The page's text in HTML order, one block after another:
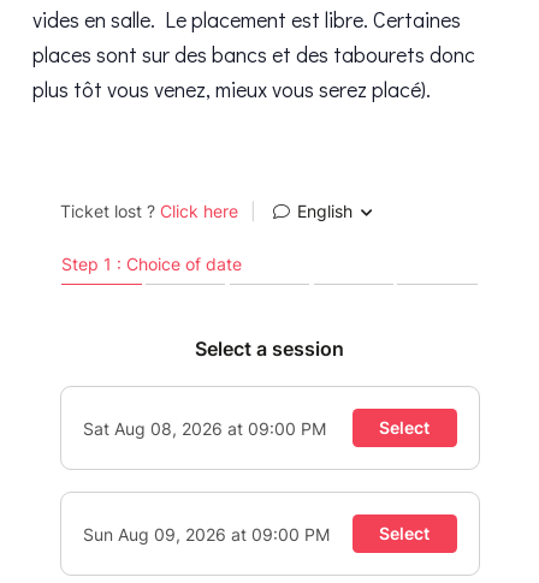
vides en salle. Le placement est libre. Certaines
places sont sur des bancs et des tabourets donc
plus tôt vous venez, mieux vous serez placé).